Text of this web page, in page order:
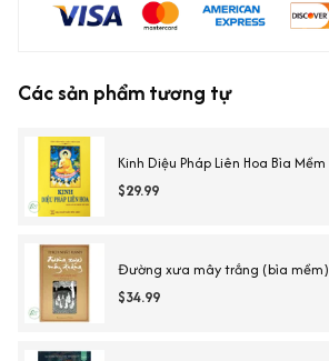
Các sản phẩm tương tự
Kinh Diệu Pháp Liên Hoa Bìa Mềm
$29.99
Đường xưa mây trắng (bìa mềm)
$34.99